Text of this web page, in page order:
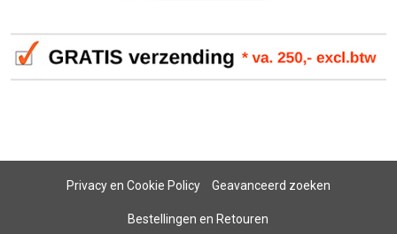
Privacy en Cookie Policy Geavanceerd zoeken
Bestellingen en Retouren